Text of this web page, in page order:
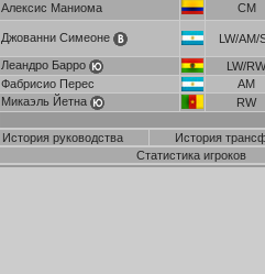
Алексис Маниома CM
Джованни Симеоне LW/AM/
Леандро Барро
LW/
Фабрисио Перес
AM
Микаэль Йетна
RW
История руководства
История
Статистика игроков